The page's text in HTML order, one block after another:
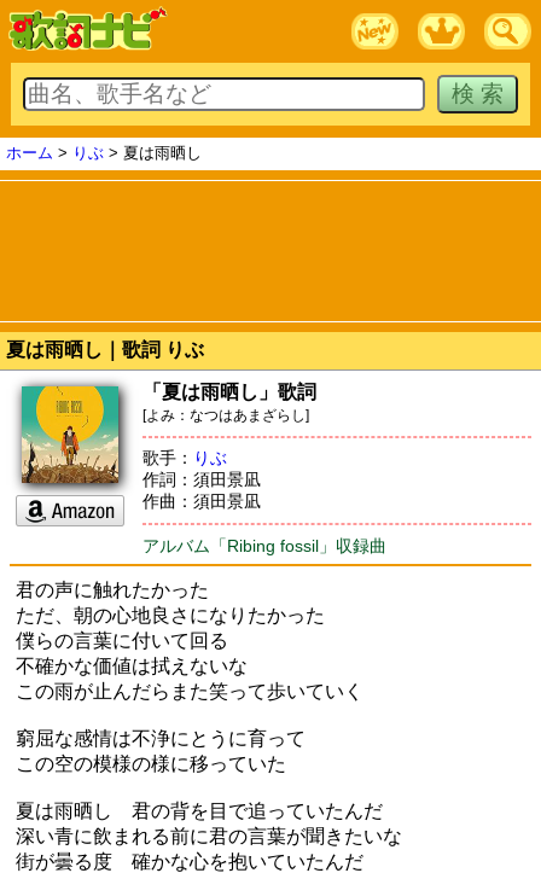
ホーム > りぶ > 夏は雨晒し
夏は雨晒し｜歌詞 りぶ
「夏は雨晒し」歌詞
[よみ：なつはあまざらし]
歌手： りぶ
作詞：須田景凪
作曲：須田景凪
アルバム「Ribing fossil」収録曲
君の声に触れたかった
ただ、朝の心地良さになりたかった
僕らの言葉に付いて回る
不確かな価値は拭えないな
この雨が止んだらまた笑って歩いていく
窮屈な感情は不浄にとうに育って
この空の模様の様に移っていた
夏は雨晒し 君の背を目で追っていたんだ
深い青に飲まれる前に君の言葉が聞きたいな
街が曇る度 確かな心を抱いていたんだ